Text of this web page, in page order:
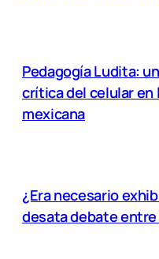
Pedagogía Ludita:
crítica del celular en
mexicana
¿Era necesario
desata debate